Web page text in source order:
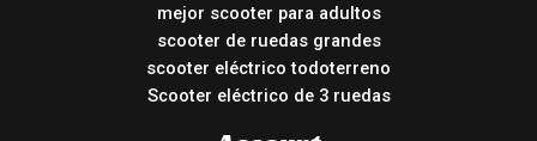
mejor scooter para adultos
scooter de ruedas grandes
scooter eléctrico todoterreno
Scooter eléctrico de 3 ruedas